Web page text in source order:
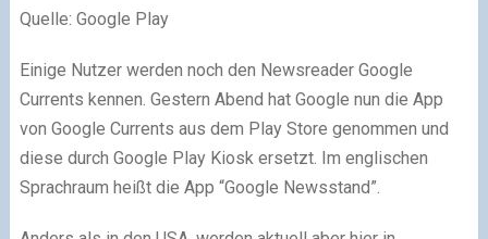
Quelle: Google Play
Einige Nutzer werden noch den Newsreader Google
Currents kennen. Gestern Abend hat Google nun die App
von Google Currents aus dem Play Store genommen und
diese durch Google Play Kiosk ersetzt. Im englischen
Sprachraum heißt die App “Google Newsstand”.